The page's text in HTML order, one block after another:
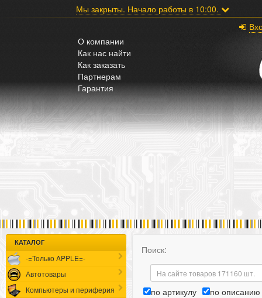
Мы закрыты. Начало работы в 10:00.
О компании
Как нас найти
Как заказать
Партнерам
Гарантия
КАТАЛОГ
-=Только APPLE=-
Автотовары
Компьютеры и периферия
Поиск:
по артикулу по описанию